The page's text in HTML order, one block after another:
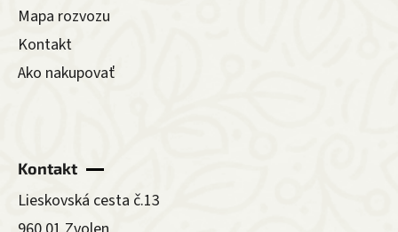
Mapa rozvozu
Kontakt
Ako nakupovať
Kontakt
Lieskovská cesta č.13